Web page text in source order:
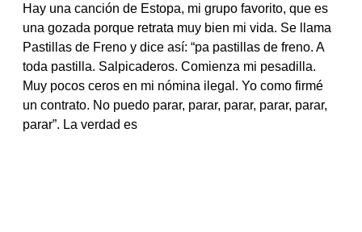
Hay una canción de Estopa, mi grupo favorito, que es
una gozada porque retrata muy bien mi vida. Se llama
Pastillas de Freno y dice así: “pa pastillas de freno. A
toda pastilla. Salpicaderos. Comienza mi pesadilla.
Muy pocos ceros en mi nómina ilegal. Yo como firmé
un contrato. No puedo parar, parar, parar, parar, parar,
parar”. La verdad es